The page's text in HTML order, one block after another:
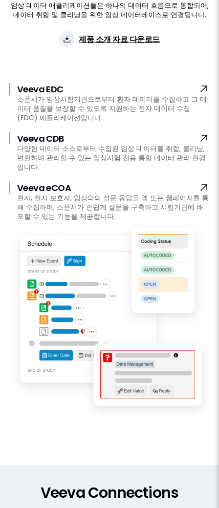
임상 데이터 애플리케이션들은 하나의 데이터 흐름으로 통합되어,
데이터 취합 및 클리닝을 위한 임상 데이터베이스로 연결됩니다.
제품 소개 자료 다운로드
Veeva EDC
스폰서가 임상시험기관으로부터 환자 데이터를 수집하고 그 데
이터 품질을 보장할 수 있도록 지원하는 전자 데이터 수집
(EDC) 애플리케이션입니다.
Veeva CDB
다양한 데이터 소스로부터 수집된 임상 데이터를 취합, 클리닝,
변환하여 관리할 수 있는 임상시험 전용 통합 데이터 관리 환경
입니다.
Veeva eCOA
환자, 환자 보호자, 임상의의 설문 응답을 앱 또는 웹페이지를 통
해 수집하며, 스폰서가 손쉽게 설문을 구축하고 시험기관에 배
포할 수 있는 기능을 제공합니다.
Veeva Connections